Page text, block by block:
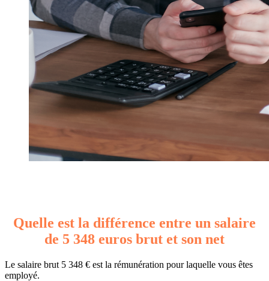
Quelle est la différence entre un salaire
de 5 348 euros brut et son net
Le salaire brut 5 348 € est la rémunération pour laquelle vous êtes
employé.